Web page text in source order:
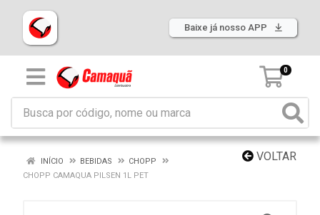
Baixe já nosso APP
0
VOLTAR
INÍCIO BEBIDAS
CHOPP
CHOPP CAMAQUA PILSEN 1L PET